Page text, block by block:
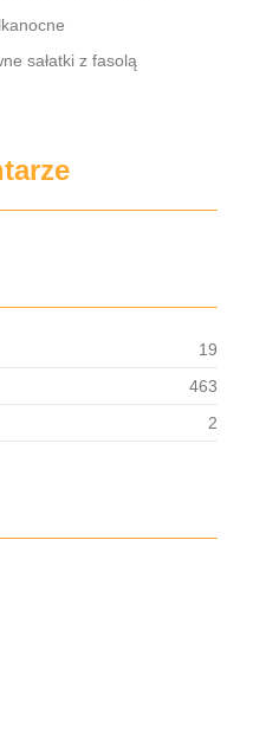
sałatki z fasolą
19
463
2